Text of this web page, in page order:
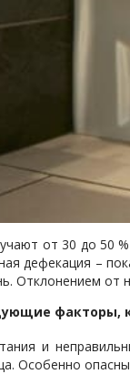
от 30 до 50
дефекация –
Отклонением от
факторы,
и
Особенно